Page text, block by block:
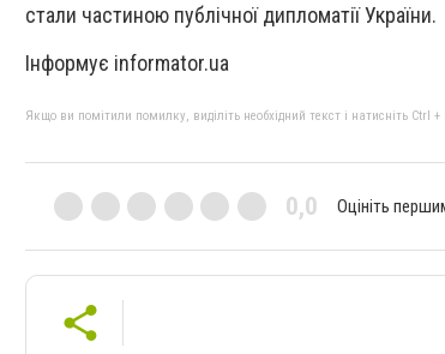
стали частиною публічної дипломатії України.
Інформує informator.ua
Якщо ви помітили помилку, виділіть необхідний текст і натисніть Ctrl
0,0 Оцініть